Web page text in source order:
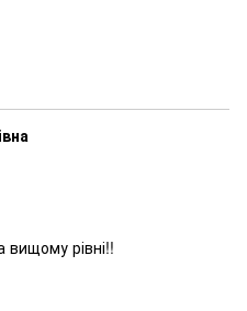
вищому рівні!!